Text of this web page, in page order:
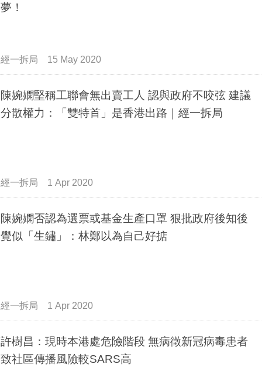
夢！
經一拆局 15 May 2020
陳婉嫻堅稱工聯會無出賣工人 認與政府不咬弦 建議
分散權力：「雙特首」是香港出路｜經一拆局
經一拆局 1 Apr 2020
陳婉嫻否認為選票或基金生產口罩 狠批政府後知後
覺似「生鏽」：林鄭以為自己好掂
經一拆局 1 Apr 2020
許樹昌：現時本港處危險階段 無病徵新冠病毒患者
致社區傳播風險較SARS高